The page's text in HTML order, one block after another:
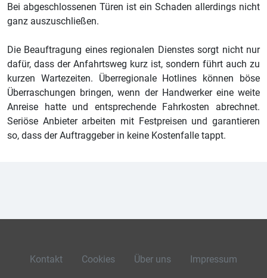
Bei abgeschlossenen Türen ist ein Schaden allerdings nicht
ganz auszuschließen.
Die Beauftragung eines regionalen Dienstes sorgt nicht nur
dafür, dass der Anfahrtsweg kurz ist, sondern führt auch zu
kurzen Wartezeiten. Überregionale Hotlines können böse
Überraschungen bringen, wenn der Handwerker eine weite
Anreise hatte und entsprechende Fahrkosten abrechnet.
Seriöse Anbieter arbeiten mit Festpreisen und garantieren
so, dass der Auftraggeber in keine Kostenfalle tappt.
Kontakt Cookies Über uns Impressum